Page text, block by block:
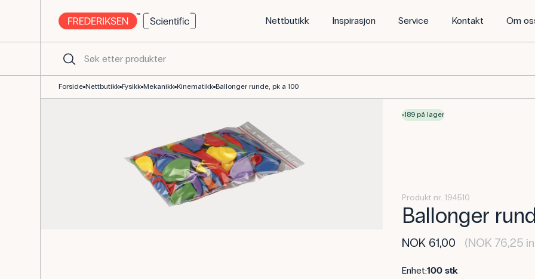
Nettbutikk Inspirasjon Service Kontakt Om
Forside Nettbutikk Fysikk Mekanikk Kinematikk Ballonger runde, pk a 100
189 på lager
Produkt nr. 194510
Ballonger
NOK 61,00 (NOK 76,25
Enhet:100 stk